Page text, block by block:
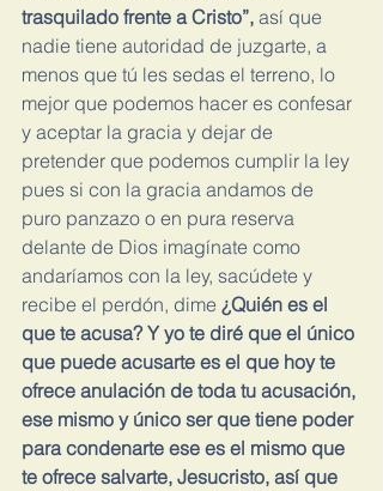
trasquilado frente a Cristo”, así que
nadie tiene autoridad de juzgarte, a
menos que tú les sedas el terreno, lo
mejor que podemos hacer es confesar
y aceptar la gracia y dejar de
pretender que podemos cumplir la ley
pues si con la gracia andamos de
puro panzazo o en pura reserva
delante de Dios imagínate como
andaríamos con la ley, sacúdete y
recibe el perdón, dime ¿Quién es el
que te acusa? Y yo te diré que el único
que puede acusarte es el que hoy te
ofrece anulación de toda tu acusación,
ese mismo y único ser que tiene poder
para condenarte ese es el mismo que
te ofrece salvarte, Jesucristo, así que